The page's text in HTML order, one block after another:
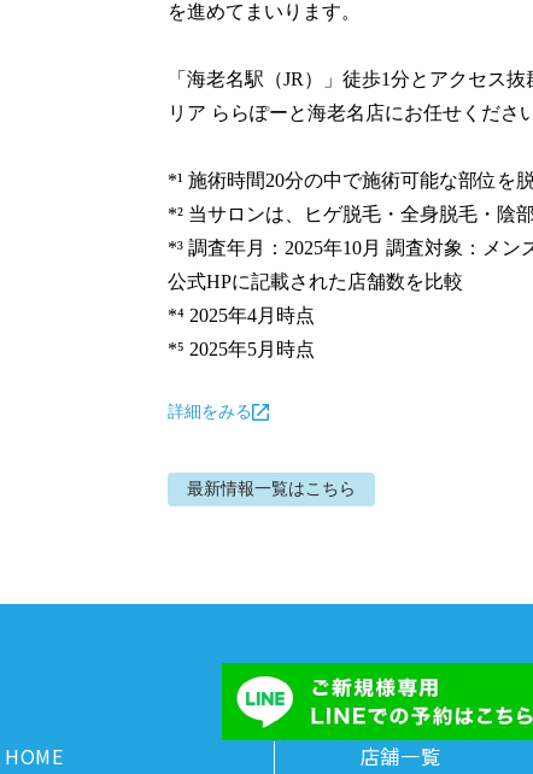
を進めてまいります。
「海老名駅（JR）」徒歩1分とアクセス
リア ららぽーと海老名店にお任せください
*¹ 施術時間20分の中で施術可能な部位を
*² 当サロンは、ヒゲ脱毛・全身脱毛・陰
*³ 調査年月：2025年10月 調査対象：メ
公式HPに記載された店舗数を比較
*⁴ 2025年4月時点
*⁵ 2025年5月時点
詳細をみる
最新情報一覧はこちら
HOME
店舗一覧